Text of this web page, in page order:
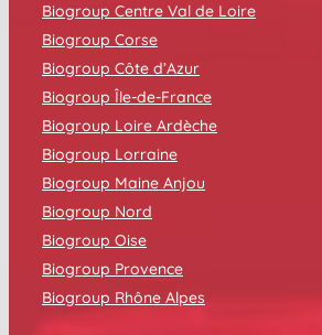
Biogroup Centre Val de Loire
Biogroup Corse
Biogroup Côte d’Azur
Biogroup Île-de-France
Biogroup Loire Ardèche
Biogroup Lorraine
Biogroup Maine Anjou
Biogroup Nord
Biogroup Oise
Biogroup Provence
Biogroup Rhône Alpes